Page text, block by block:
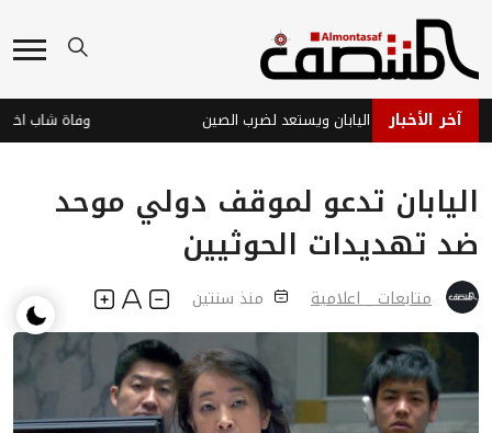
آخر الأخبار
دولفين يضرب اليابان ويستعد لضرب الصين وفاة شاب
اليابان تدعو لموقف دولي موحد
ضد تهديدات الحوثيين
متابعات _ اعلامية منذ سنتين